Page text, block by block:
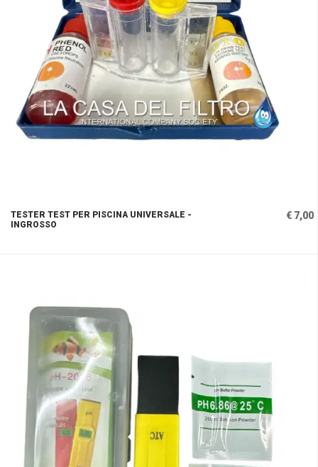
TESTER TEST PER PISCINA UNIVERSALE -
INGROSSO
€ 7,00